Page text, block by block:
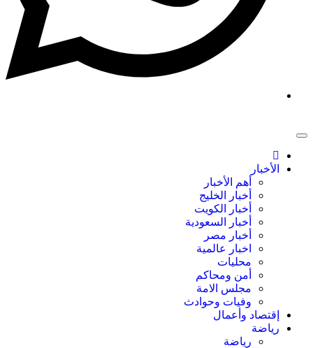
الأخبار
أهم الأخبار
أخبار الخليج
أخبار الكويت
أخبار السعودية
أخبار مصر
اخبار عالمية
محليات
أمن ومحاكم
مجلس الامة
وفيات وحوادث
إقتصاد وأعمال
رياضة
رياضة